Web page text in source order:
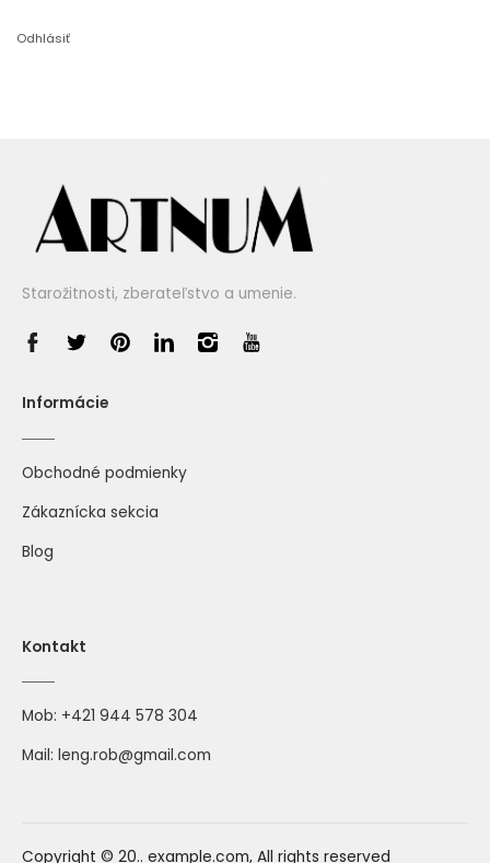
Odhlásiť
Starožitnosti, zberateľstvo a umenie.
Informácie
Obchodné podmienky
Zákaznícka sekcia
Blog
Kontakt
Mob: +421 944 578 304
Mail: leng.rob@gmail.com
Copyright © 20.. example.com, All rights reserved